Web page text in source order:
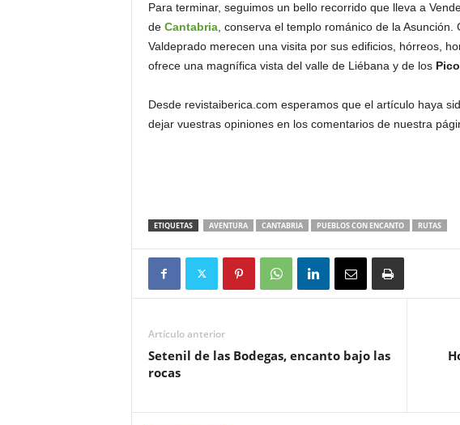
Para terminar, seguimos un bello recorrido que lleva a
deCantabria, conserva el templo románico de la Asunción.
Valdeprado merecen una visita por sus edificios, hórreos,
ofrece una magnífica vista del valle de Liébana y de los
Desde revistaiberica.com esperamos que el artículo haya
dejar vuestras opiniones en los comentarios de nuestra
ETIQUETAS AVENTURA CANTABRIA PUEBLOS CON ENCANTO RUTAS
Artículo anterior
Setenil de las Bodegas, encanto bajo las
rocas